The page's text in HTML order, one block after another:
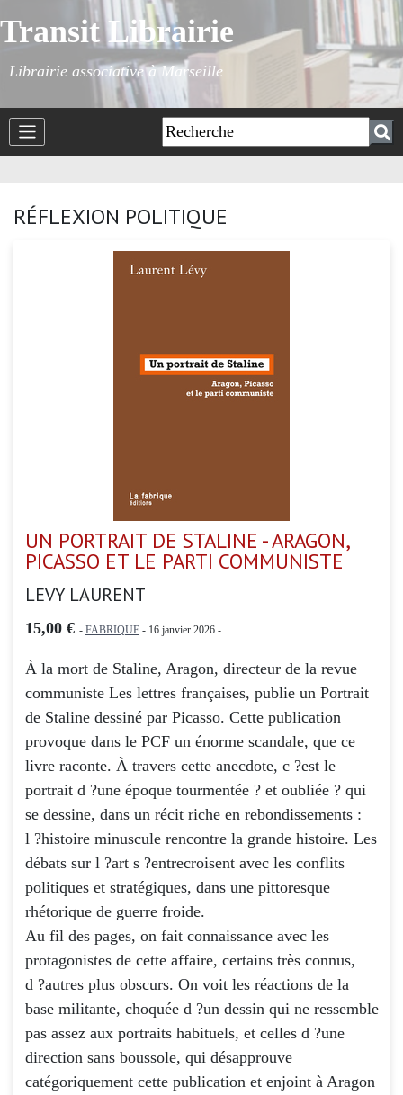
Transit Librairie
Librairie associative à Marseille
RÉFLEXION POLITIQUE
UN PORTRAIT DE STALINE - ARAGON,
PICASSO ET LE PARTI COMMUNISTE
LEVY LAURENT
15,00 € - FABRIQUE- 16 janvier 2026 -
À la mort de Staline, Aragon, directeur de la revue
communiste Les lettres françaises, publie un Portrait
de Staline dessiné par Picasso. Cette publication
provoque dans le PCF un énorme scandale, que ce
livre raconte. À travers cette anecdote, c ?est le
portrait d ?une époque tourmentée ? et oubliée ? qui
se dessine, dans un récit riche en rebondissements :
l ?histoire minuscule rencontre la grande histoire. Les
débats sur l ?art s ?entrecroisent avec les conflits
politiques et stratégiques, dans une pittoresque
rhétorique de guerre froide.
Au fil des pages, on fait connaissance avec les
protagonistes de cette affaire, certains très connus,
d ?autres plus obscurs. On voit les réactions de la
base militante, choquée d ?un dessin qui ne ressemble
pas assez aux portraits habituels, et celles d ?une
direction sans boussole, qui désapprouve
catégoriquement cette publication et enjoint à Aragon